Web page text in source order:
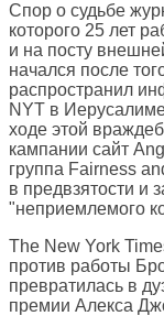
Спор о судьбе
которого 25 лет
и на посту
начался после
распространил
NYT в
ходе этой
кампании сайт
группа Fairness
в предвзятости и
"неприемлемого
The New York
против работы
превратилась в
премии Алекса